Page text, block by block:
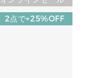
2点で+25%OFF